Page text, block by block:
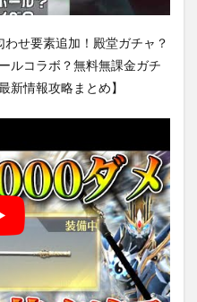
わせ要素追加！殿堂ガチャ？
ルコラボ？無料無課金ガチ
新情報攻略まとめ】